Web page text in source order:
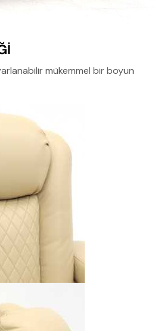
mükemmel bir boyun